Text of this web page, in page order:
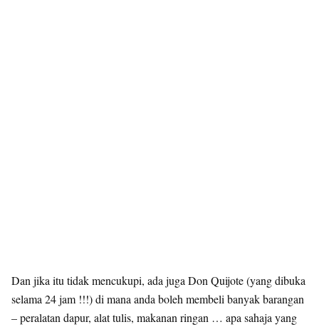
Dan jika itu tidak mencukupi, ada juga Don Quijote (yang dibuka
selama 24 jam !!!) di mana anda boleh membeli banyak barangan
– peralatan dapur, alat tulis, makanan ringan … apa sahaja yang